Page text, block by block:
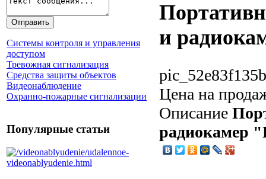
Системы контроля и управления
доступом
Тревожная сигнализация
Средства защиты объектов
Видеонаблюдение
Охранно-пожарные сигнализации
Популярные статьи
и
Цена на
Описание
радиокамер